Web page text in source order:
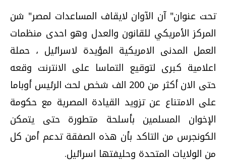
تحت عنوان" آن الآوان لايقاف المساعدات لمصر" شن
المركز الأمريكي للقانون والعدل وهو احدى منظمات
العمل المدنى الامريكية المؤيدة لاسرائيل ، حملة
اعلامية كبرى لتوقيع التماسا على الانترنت وقعه
حتى الان أكثر من 200 الف شخص لحث الرئيس أوباما
على الامتناع عن تزويد القيادة المصرية مع حكومة
الإخوان المسلمين بأسلحة متطورة حتى يتمكن
الكونجرس من التاكد بأن هذه الصفقة تدعم أمن كل
من الولايات المتحدة وحليفتها اسرائيل.